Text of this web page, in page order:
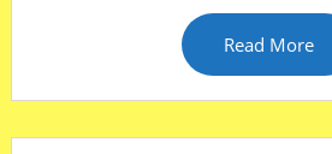
Read More